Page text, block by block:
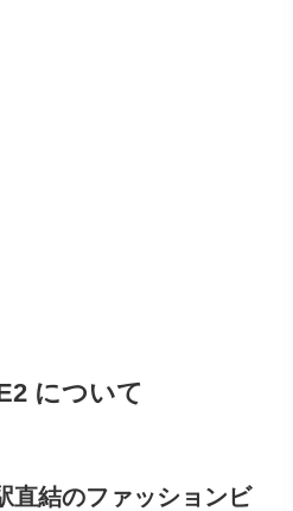
について
直結のファッションビ